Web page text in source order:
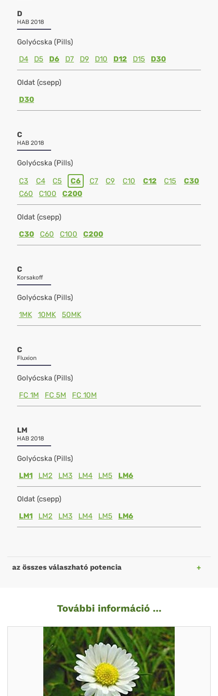
D
HAB 2018
Golyócska (Pills)
D4
D5 D6 D7 D9 D10 D12 D15 D30
Oldat (csepp)
D30
C
HAB 2018
Golyócska (Pills)
C3 C4 C5 C6 C7 C9 C10 C12 C15
C30
C60
C100 C200
Oldat (csepp)
C30
C60 C100 C200
C
Korsakoff
Golyócska (Pills)
1MK
10MK 50MK
C
Fluxion
Golyócska (Pills)
FC 1M
FC 5M FC 10M
LM
HAB 2018
Golyócska (Pills)
LM1
LM2 LM3 LM4 LM5 LM6
Oldat (csepp)
LM1
LM2 LM3 LM4 LM5 LM6
az összes válaszható potencia
További információ ...